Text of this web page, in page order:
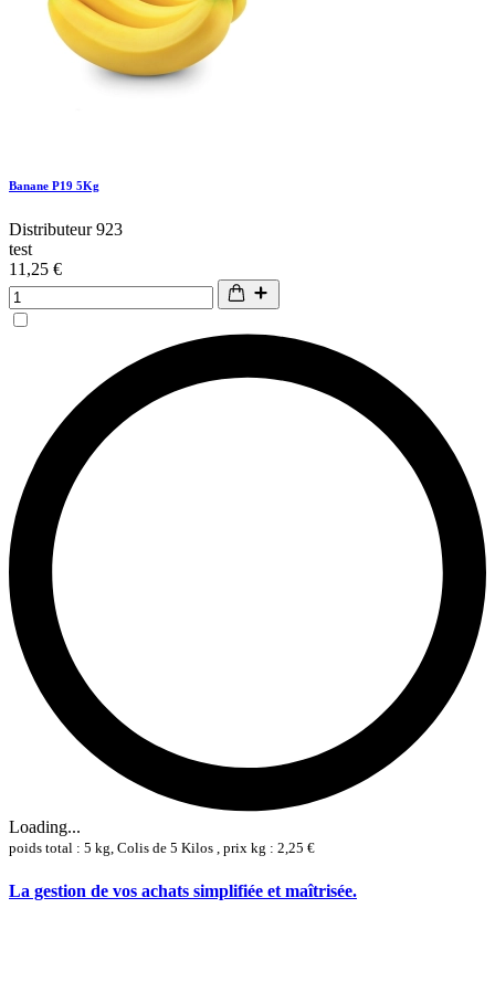
Banane P19 5Kg
Distributeur 923
test
11,25 €
Loading...
poids total : 5 kg, Colis de 5 Kilos , prix kg : 2,25 €
La gestion de vos achats simplifiée et maîtrisée.